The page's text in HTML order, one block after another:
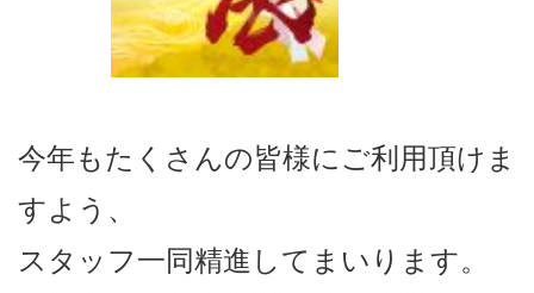
今年もたくさんの皆様にご利用頂けま
すよう、
スタッフ一同精進してまいります。